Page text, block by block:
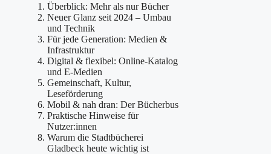
Überblick: Mehr als nur Bücher
Neuer Glanz seit 2024 – Umbau
und Technik
Für jede Generation: Medien &
Infrastruktur
Digital & flexibel: Online-Katalog
und E-Medien
Gemeinschaft, Kultur,
Leseförderung
Mobil & nah dran: Der Bücherbus
Praktische Hinweise für
Nutzer:innen
Warum die Stadtbücherei
Gladbeck heute wichtig ist